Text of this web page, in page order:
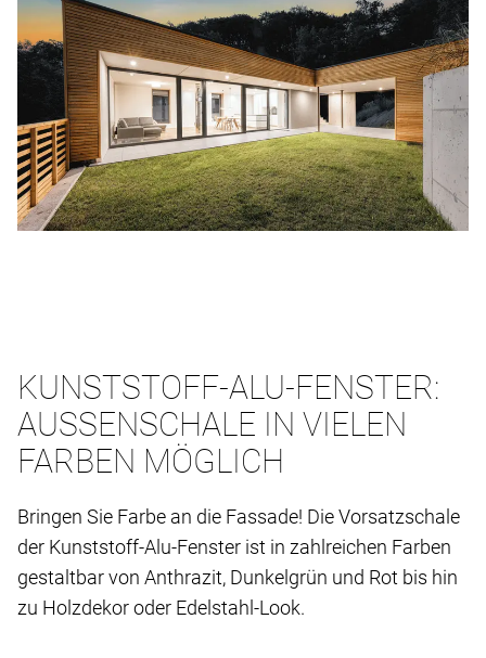
KUNSTSTOFF-ALU-FENSTER:
AUSSENSCHALE IN VIELEN F
ARBEN MÖGLICH
Bringen Sie Farbe an die Fassade! Die Vorsatzschale
der Kunststoff-Alu-Fenster ist in zahlreichen Farben
gestaltbar von Anthrazit, Dunkelgrün und Rot bis hin
zu Holzdekor oder Edelstahl-Look.